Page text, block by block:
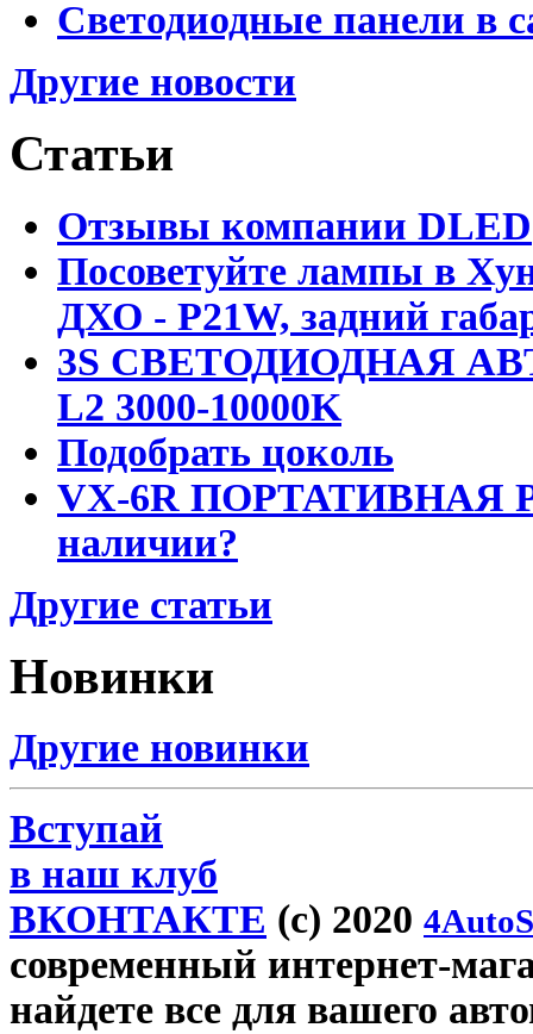
Светодиодные панели в
Другие новости
Статьи
Отзывы компании DLED
Посоветуйте лампы в
ДХО - P21W, задний
3S СВЕТОДИОДНАЯ
L2 3000-10000K
Подобрать цоколь
VX-6R ПОРТАТИВНАЯ
наличии?
Другие статьи
Новинки
Другие новинки
Вступай
в наш клуб
ВКОНТАКТЕ (c) 2020
современный интернет-
найдете все для вашего